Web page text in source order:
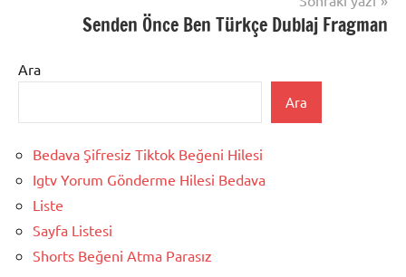
Senden Önce Ben Türkçe Dublaj Fragman
Ara
Ara
Bedava Şifresiz Tiktok Beğeni Hilesi
Igtv Yorum Gönderme Hilesi Bedava
Liste
Sayfa Listesi
Shorts Beğeni Atma Parasız